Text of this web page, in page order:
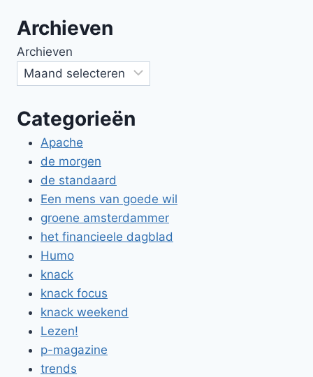
Archieven
Archieven
Categorieën
Apache
de morgen
de standaard
Een mens van goede wil
groene amsterdammer
het financieele dagblad
Humo
knack
knack focus
knack weekend
Lezen!
p-magazine
trends